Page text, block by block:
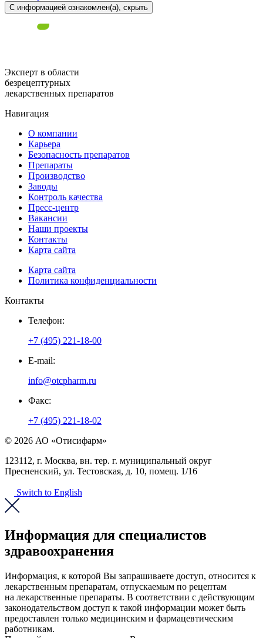
С информацией ознакомлен(а), скрыть
Эксперт в области
безрецептурных
лекарственных препаратов
Навигация
О компании
Карьера
Безопасность препаратов
Препараты
Производство
Заводы
Контроль качества
Пресс-центр
Вакансии
Наши проекты
Контакты
Карта сайта
Карта сайта
Политика конфиденциальности
Контакты
Телефон:
+7 (495) 221-18-00
E-mail:
info@otcpharm.ru
Факс:
+7 (495) 221-18-02
© 2026 АО «Отисифарм»
123112, г. Москва, вн. тер. г. муниципальный округ
Пресненский, ул. Тестовская, д. 10, помещ. 1/16
Switch to English
Информация для специалистов
здравоохранения
Информация, к которой Вы запрашиваете доступ, относится к
лекарственным препаратам, отпускаемым по рецептам
на лекарственные препараты. В соответствии с действующим
законодательством доступ к такой информации может быть
предоставлен только медицинским и фармацевтическим
работникам.